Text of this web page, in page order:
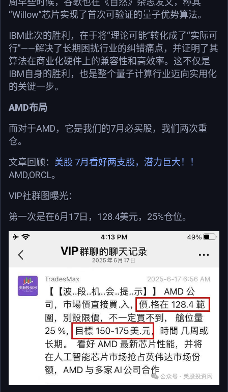
“Willow”芯片实现了首次可验证的量子优势算法。
IBM此次的胜利，在于将“理论可能”转化成了“实际可
行”——解决了长期困扰行业的纠错痛点，并证明了其
算法在商业化硬件上的兼容性和高效率。这不仅是
IBM自身的胜利，也是整个量子计算行业迈向实用化
的关键一步。
AMD布局
而对于AMD，它是我们的7月必买股，我们两次重
仓。
文章回顾： 美股 7月看好两支股，潜力巨大！！
AMD,ORCL。
VIP社群图曝光：
第一次是在6月17日，128.4美元，25%仓位。